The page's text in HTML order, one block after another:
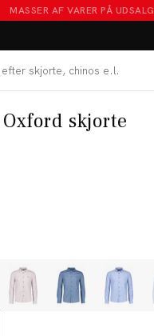
MASSER AF VARER PÅ UDSALG
skjorte